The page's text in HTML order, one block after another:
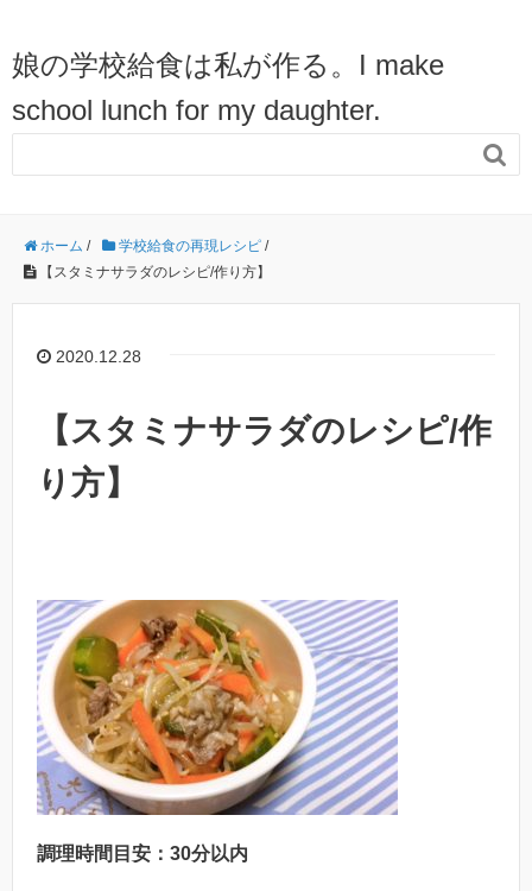
娘の学校給食は私が作る。I make
school lunch for my daughter.

ホーム / 学校給食の再現レシピ /
【スタミナサラダのレシピ/作り方】
2020.12.28
【スタミナサラダのレシピ/作
り方】
調理時間目安：30分以内